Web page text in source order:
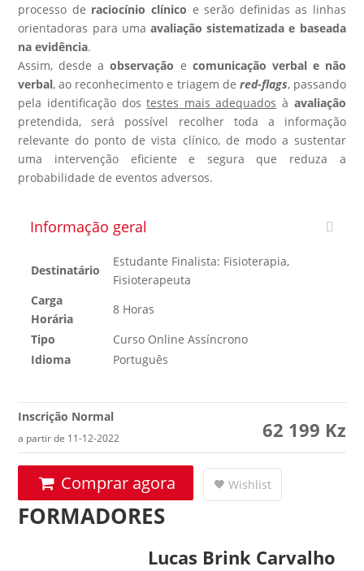
processo de raciocínio clínico e serão definidas as linhas
orientadoras para uma avaliação sistematizada e baseada
na evidência.
Assim, desde aobservação e comunicação verbal e não
verbal, ao reconhecimento e triagem de red-flags, passando
pela identificação dostestes mais adequados à avaliação
pretendida, será possível recolher toda a informação
relevante do ponto de vista clínico, de modo a sustentar
uma intervenção eficiente e segura que reduza a
probabilidade de eventos adversos.
Informação geral
Destinatário
Estudante Finalista: Fisioterapia,
Fisioterapeuta
Carga
Horária
8 Horas
Tipo
Curso Online Assíncrono
Idioma
Português
Inscrição Normal
a partir de 11-12-2022 62 199 Kz
Comprar agora Wishlist
FORMADORES
Lucas Brink Carvalho